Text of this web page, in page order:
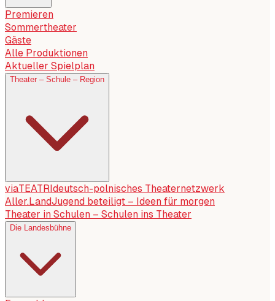
Premieren
Sommertheater
Gäste
Alle Produktionen
Aktueller Spielplan
Theater – Schule – Region
viaTEATRI deutsch-polnisches Theaternetzwerk
Aller.LandJugend beteiligt – Ideen für morgen
Theater in Schulen – Schulen ins Theater
Die Landesbühne